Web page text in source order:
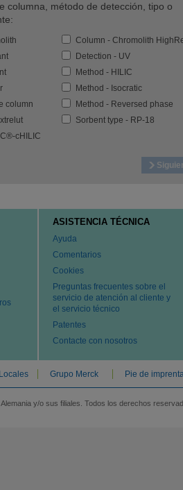
columna, método de detección, tipo o
Column - Chromolith
Detection - UV
Method - HILIC
Method - Isocratic
column
Method - Reversed phase
Sorbent type - RP-18
cHILIC
ASISTENCIA TÉCNICA
Ayuda
Comentarios
Cookies
Preguntas frecuentes sobre el
servicio de atención al cliente y
el servicio técnico
Patentes
Contacte con nosotros
Grupo Merck Pie de
y/o sus filiales. Todos los derechos